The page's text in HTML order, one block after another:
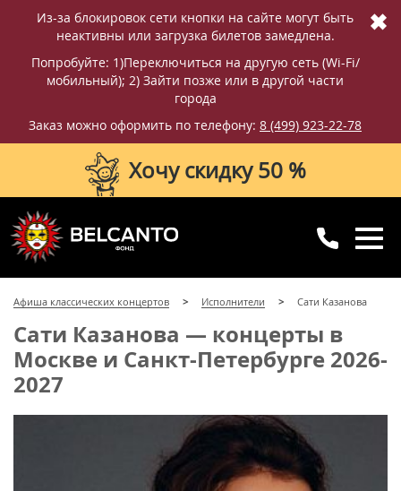
Из-за блокировок сети кнопки на сайте могут быть
неактивны или загрузка билетов замедлена.
Попробуйте: 1)Переключиться на другую сеть (Wi-Fi/
мобильный); 2) Зайти позже или в другой части
города
Заказ можно оформить по телефону: 8 (499) 923-22-78
✖
Хочу скидку 50 %
8 (499) 923-22-78
8 (800) 770-09-71
Афиша классических концертов Исполнители Сати Казанова
Сати Казанова — концерты в
Москве и Санкт-Петербурге 2026-
2027